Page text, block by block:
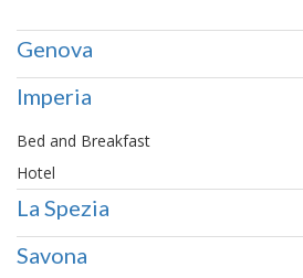
Genova
Imperia
Bed and Breakfast
Hotel
La Spezia
Savona